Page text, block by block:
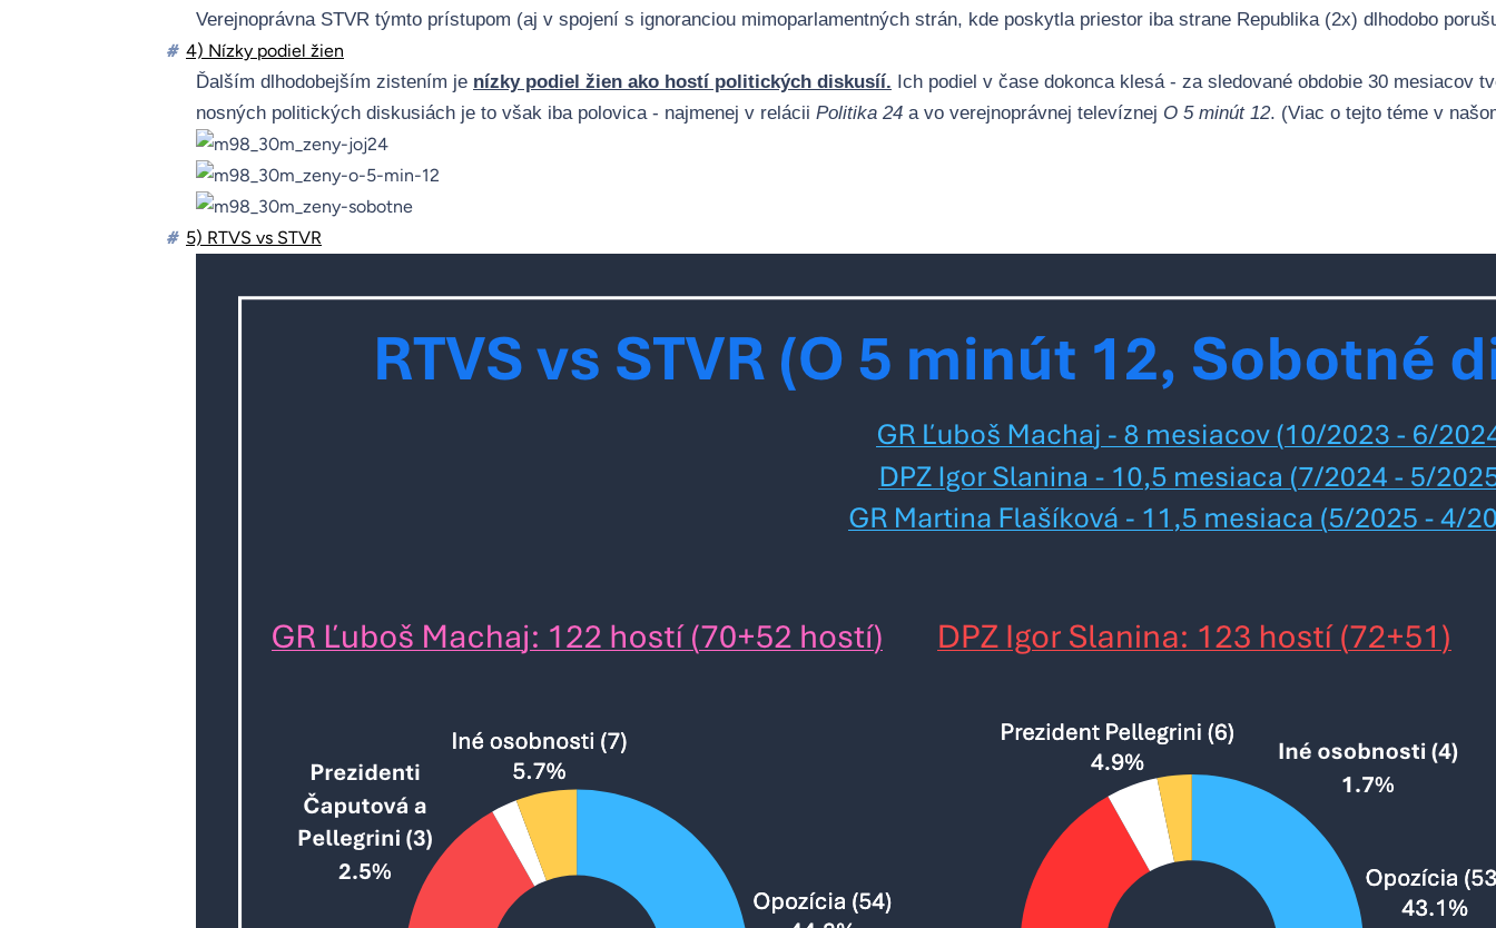
Verejnoprávna STVR týmto prístupom (aj v spojení s ignoranciou mimoparlamentných strán, kde poskytla priestor iba strane Republika (2x) dlhodobo
# 4) Nízky podiel žien
Ďalším dlhodobejším zistením je nízky podiel žien ako hostí politických diskusíí. Ich podiel v čase dokonca klesá - za sledované obdobie 30
nosných politických diskusiách je to však iba polovica - najmenej v relácii Politika 24 a vo verejnoprávnej televíznej O 5 minút 12. (Viac o tejto téme v
# 5) RTVS vs STVR